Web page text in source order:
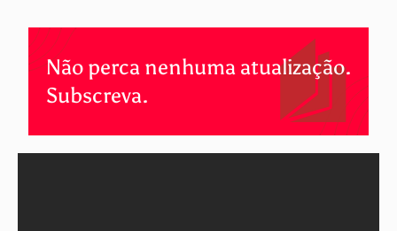
Não perca nenhuma atualização.
Subscreva.